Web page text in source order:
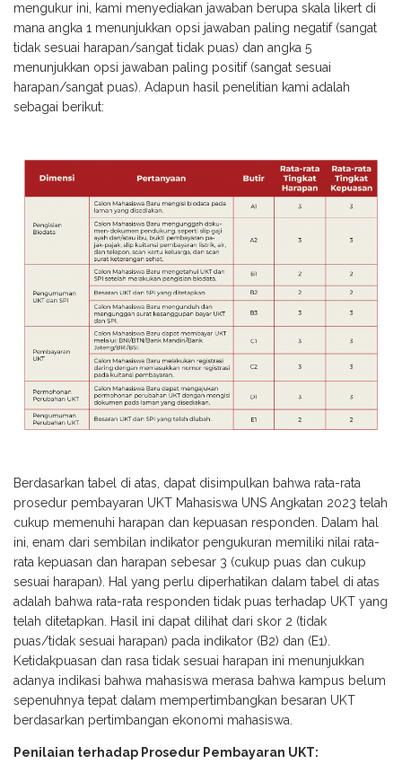
mengukur ini, kami menyediakan jawaban berupa skala likert di
mana angka 1 menunjukkan opsi jawaban paling negatif (sangat
tidak sesuai harapan/sangat tidak puas) dan angka 5
menunjukkan opsi jawaban paling positif (sangat sesuai
harapan/sangat puas). Adapun hasil penelitian kami adalah
sebagai berikut:
Berdasarkan tabel di atas, dapat disimpulkan bahwa rata-rata
prosedur pembayaran UKT Mahasiswa UNS Angkatan 2023 telah
cukup memenuhi harapan dan kepuasan responden. Dalam hal
ini, enam dari sembilan indikator pengukuran memiliki nilai rata-
rata kepuasan dan harapan sebesar 3 (cukup puas dan cukup
sesuai harapan). Hal yang perlu diperhatikan dalam tabel di atas
adalah bahwa rata-rata responden tidak puas terhadap UKT yang
telah ditetapkan. Hasil ini dapat dilihat dari skor 2 (tidak
puas/tidak sesuai harapan) pada indikator (B2) dan (E1).
Ketidakpuasan dan rasa tidak sesuai harapan ini menunjukkan
adanya indikasi bahwa mahasiswa merasa bahwa kampus belum
sepenuhnya tepat dalam mempertimbangkan besaran UKT
berdasarkan pertimbangan ekonomi mahasiswa.
Penilaian terhadap Prosedur Pembayaran UKT: